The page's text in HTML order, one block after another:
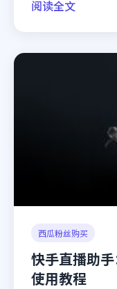
阅读全文
西瓜粉丝购买
快手直播助
使用教程